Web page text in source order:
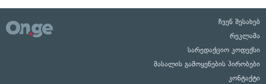
ჩვენ შესახებ
რეკლამა
სარედაქციო კოდექსი
მასალის გამოყენების პირობები
კონტაქტი